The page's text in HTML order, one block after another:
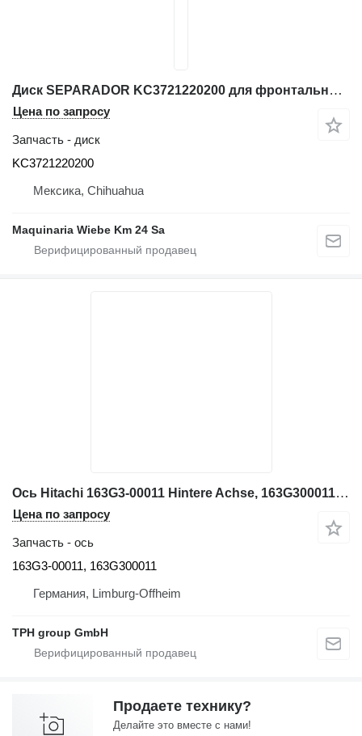
Диск SEPARADOR KC3721220200 для фронтального погрузчика Hitachi ZW370
Цена по запросу
Запчасть - диск
KC3721220200
Мексика, Chihuahua
Maquinaria Wiebe Km 24 Sa
Ось Hitachi 163G3-00011 Hintere Achse, 163G300011, ZW220, ZW220-1 для фронтального погрузчика Hitachi ZW220, ZW220-1
Цена по запросу
Запчасть - ось
163G3-00011, 163G300011
Германия, Limburg-Offheim
TPH group GmbH
Продаете технику?
Делайте это вместе с нами!